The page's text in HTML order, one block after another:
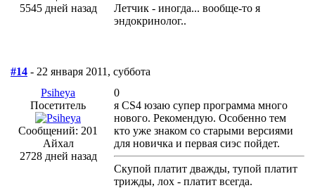
5545 дней назад
Летчик - иногда... вообще-то я
эндокринолог..
#14 - 22 января 2011, суббота
Psiheya
Посетитель
Сообщений: 201
Айхал
2728 дней назад
0
я CS4 юзаю супер программа много
нового. Рекомендую. Особенно тем
кто уже знаком со старыми версиями
для новичка и первая сиэс пойдет.
Скупой платит дважды, тупой платит
трижды, лох - платит всегда.